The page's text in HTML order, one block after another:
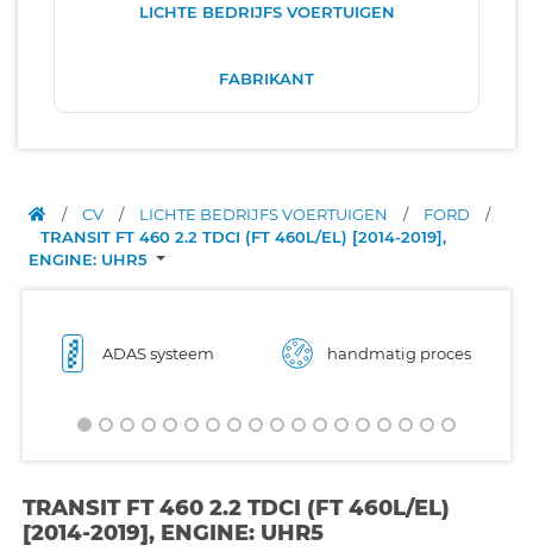
LICHTE BEDRIJFS VOERTUIGEN
FABRIKANT
/ CV / LICHTE BEDRIJFS VOERTUIGEN / FORD
/
TRANSIT FT 460 2.2 TDCI (FT 460L/EL) [2014-2019],
ENGINE: UHR5
ADAS systeem handmatig proces
TRANSIT FT 460 2.2 TDCI (FT 460L/EL)
[2014-2019], ENGINE: UHR5